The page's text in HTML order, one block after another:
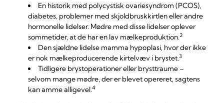
En historik med polycystisk ovariesyndrom (PCOS),
diabetes, problemer med skjoldbruskkirtlen eller andre
hormonelle lidelser. Mødre med disse lidelser oplever
sommetider, at de har en lav mælkeproduktion.2
Den sjældne lidelse mamma hypoplasi, hvor der ikke
er nok mælkeproducerende kirtelvæv i brystet.3
Tidligere brystoperationer eller brysttraume –
selvom mange mødre, der er blevet opereret, sagtens
kan amme alligevel.4